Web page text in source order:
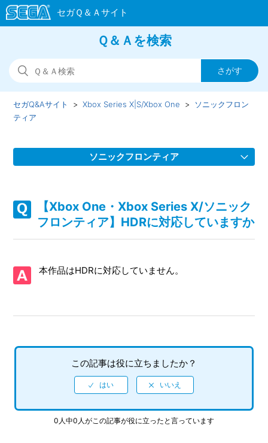
Ｑ＆Ａを検索
セガQ&Aサイト Xbox Series X|S/Xbox One
ソニックフロン
ティア
ソニックフロンティア
Steam版の問い合わせ先はどこですか
【Xbox One・Xbox Series X/ソニックフロンティア】取扱
【Xbox One・Xbox Series X/ソニックフロンティア】プレ
イ動画やゲーム画面写真を、動画サイト／SNS等で公開して
【Xbox One・Xbox Series X/ソニックフロンティア】ゲー
ムが難しいのですが、何かコツはありますか
【Xbox One・Xbox Series X/ソニックフロンティア】Xbox
【Xbox One・Xbox Series X/ソニック
フロンティア】HDRに対応していますか
本作品はHDRに対応していません。
この記事は役に立ちましたか？
0人中0人がこの記事が役に立ったと言っています